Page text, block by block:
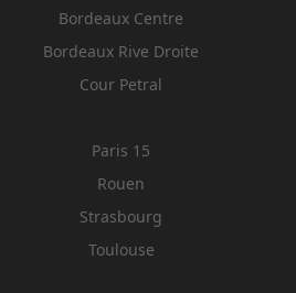
Bordeaux Centre
Bordeaux Rive Droite
Cour Petral
Paris 15
Rouen
Strasbourg
Toulouse